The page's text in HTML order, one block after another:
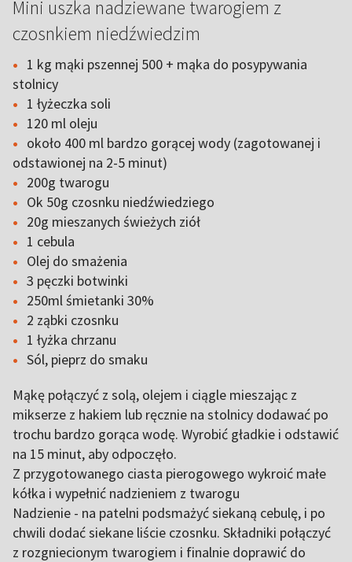
Mini uszka nadziewane twarogiem z
czosnkiem niedźwiedzim
1 kg mąki pszennej 500 + mąka do posypywania
stolnicy
1 łyżeczka soli
120 ml oleju
około 400 ml bardzo gorącej wody (zagotowanej i
odstawionej na 2-5 minut)
200g twarogu
Ok 50g czosnku niedźwiedziego
20g mieszanych świeżych ziół
1 cebula
Olej do smażenia
3 pęczki botwinki
250ml śmietanki 30%
2 ząbki czosnku
1 łyżka chrzanu
Sól, pieprz do smaku
Mąkę połączyć z solą, olejem i ciągle mieszając z
mikserze z hakiem lub ręcznie na stolnicy dodawać po
trochu bardzo gorąca wodę. Wyrobić gładkie i odstawić
na 15 minut, aby odpoczęło.
Z przygotowanego ciasta pierogowego wykroić małe
kółka i wypełnić nadzieniem z twarogu
Nadzienie - na patelni podsmażyć siekaną cebulę, i po
chwili dodać siekane liście czosnku. Składniki połączyć
z rozgniecionym twarogiem i finalnie doprawić do